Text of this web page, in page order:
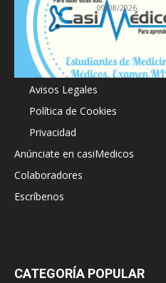
09/08/2026
Acerca de
Avisos Legales
Política de Cookies
Privacidad
Anúnciate en casiMedicos
Colaboradores
Escríbenos
CATEGORÍA POPULAR